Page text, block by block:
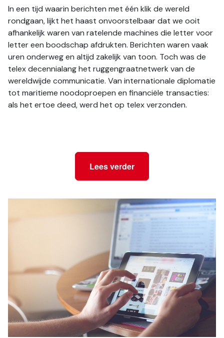
In een tijd waarin berichten met één klik de wereld
rondgaan, lijkt het haast onvoorstelbaar dat we ooit
afhankelijk waren van ratelende machines die letter voor
letter een boodschap afdrukten. Berichten waren vaak
uren onderweg en altijd zakelijk van toon. Toch was de
telex decennialang het ruggengraatnetwerk van de
wereldwijde communicatie. Van internationale diplomatie
tot maritieme noodoproepen en financiële transacties:
als het ertoe deed, werd het op telex verzonden.
Lees verder